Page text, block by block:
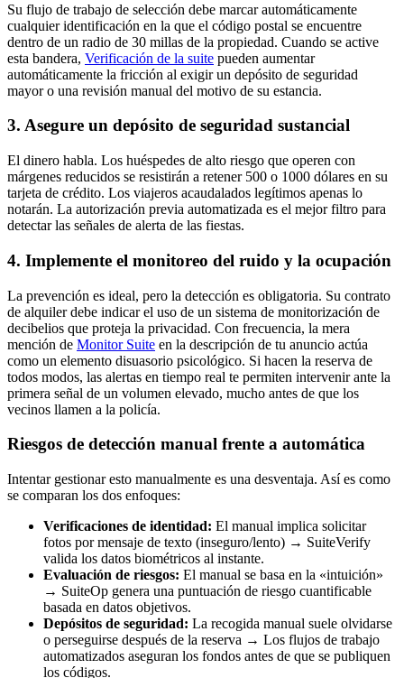
Su flujo de trabajo de selección debe marcar automáticamente
cualquier identificación en la que el código postal se encuentre
dentro de un radio de 30 millas de la propiedad. Cuando se active
esta bandera, Verificación de la suite pueden aumentar
automáticamente la fricción al exigir un depósito de seguridad
mayor o una revisión manual del motivo de su estancia.
3. Asegure un depósito de seguridad sustancial
El dinero habla. Los huéspedes de alto riesgo que operen con
márgenes reducidos se resistirán a retener 500 o 1000 dólares en su
tarjeta de crédito. Los viajeros acaudalados legítimos apenas lo
notarán. La autorización previa automatizada es el mejor filtro para
detectar las señales de alerta de las fiestas.
4. Implemente el monitoreo del ruido y la ocupación
La prevención es ideal, pero la detección es obligatoria. Su contrato
de alquiler debe indicar el uso de un sistema de monitorización de
decibelios que proteja la privacidad. Con frecuencia, la mera
mención de Monitor Suite en la descripción de tu anuncio actúa
como un elemento disuasorio psicológico. Si hacen la reserva de
todos modos, las alertas en tiempo real te permiten intervenir ante la
primera señal de un volumen elevado, mucho antes de que los
vecinos llamen a la policía.
Riesgos de detección manual frente a automática
Intentar gestionar esto manualmente es una desventaja. Así es como
se comparan los dos enfoques:
Verificaciones de identidad: El manual implica solicitar
fotos por mensaje de texto (inseguro/lento) → SuiteVerify
valida los datos biométricos al instante.
Evaluación de riesgos: El manual se basa en la «intuición»
→ SuiteOp genera una puntuación de riesgo cuantificable
basada en datos objetivos.
Depósitos de seguridad: La recogida manual suele olvidarse
o perseguirse después de la reserva → Los flujos de trabajo
automatizados aseguran los fondos antes de que se publiquen
los códigos.